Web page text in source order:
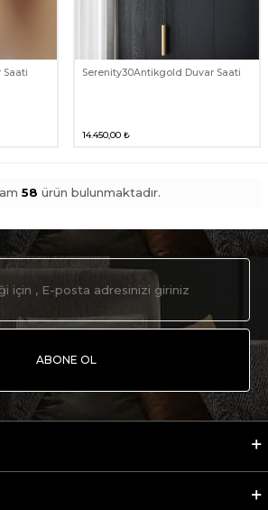
Saati Serenity30Antikgold Duvar Saati
14.450,00 ₺
58 ürün bulunmaktadır.
ABONE OL